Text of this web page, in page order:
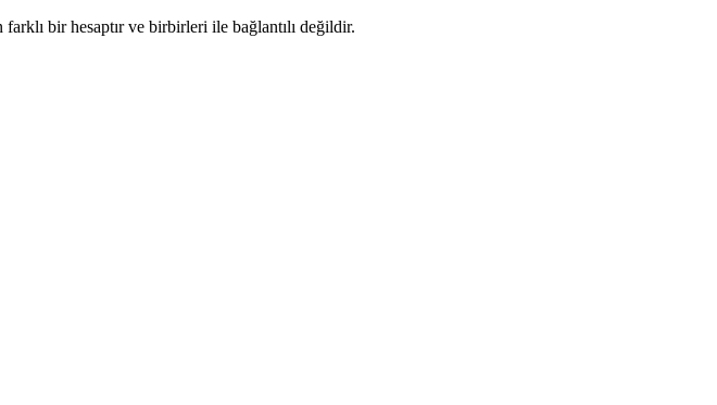
farklı bir hesaptır ve birbirleri ile bağlantılı değildir.